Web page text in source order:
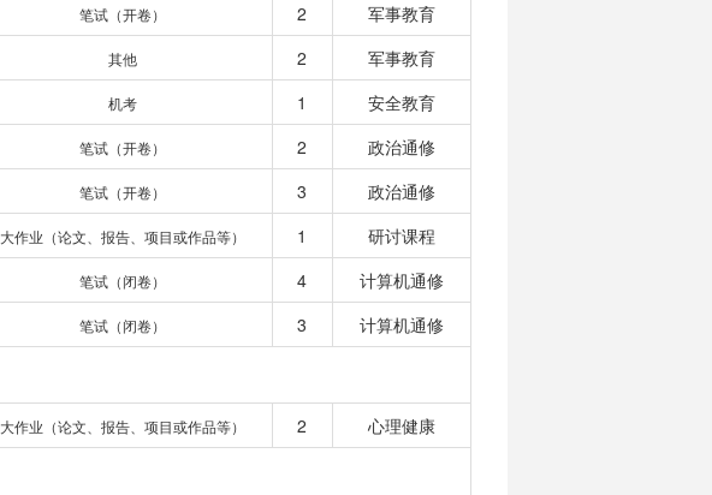
笔试（开卷） 2
军事教育
其他 2
军事教育
机考 1
安全教育
笔试（开卷） 2
政治通修
笔试（开卷） 3
政治通修
大作业（论文、报告、项目或作品等） 1
研讨课程
笔试（闭卷） 4
计算机通修
笔试（闭卷） 3 计算机通修
大作业（论文、报告、项目或作品等） 2 心理健康